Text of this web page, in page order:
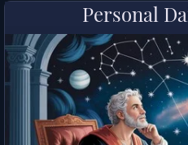
Personal